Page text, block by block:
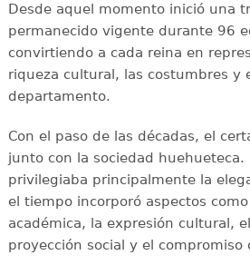
Desde aquel momento inició una
permanecido vigente durante 96
convirtiendo a cada reina en
riqueza cultural, las costumbres y
departamento.
Con el paso de las décadas, el
junto con la sociedad huehueteca.
privilegiaba principalmente la
el tiempo incorporó aspectos
académica, la expresión cultural,
proyección social y el compromiso